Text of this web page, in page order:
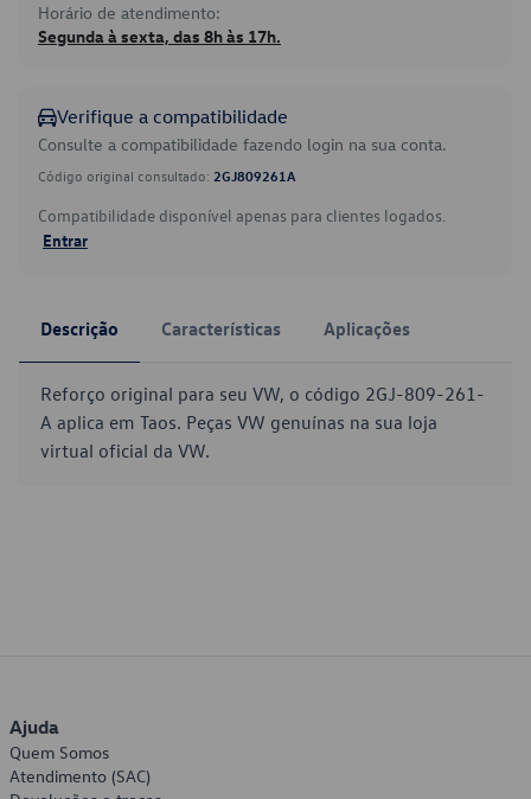
Horário de atendimento:
Segunda à sexta, das 8h às 17h.
Verifique a compatibilidade
Consulte a compatibilidade fazendo login na sua conta.
Código original consultado: 2GJ809261A
Compatibilidade disponível apenas para clientes logados.
Entrar
Descrição Características Aplicações
Reforço original para seu VW, o código 2GJ-809-261-
A aplica em Taos. Peças VW genuínas na sua loja
virtual oficial da VW.
Ajuda
Quem Somos
Atendimento (SAC)